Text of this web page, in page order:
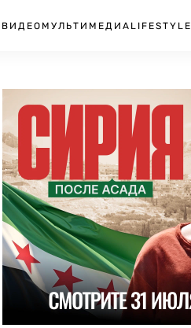
ВИДЕО МУЛЬТИМЕДИА LIFESTYLE